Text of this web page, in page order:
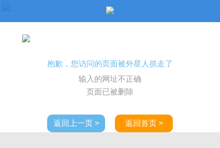
抱歉，您访问的页面被外星人抓走了
输入的网址不正确
页面已被删除
返回上一页 > 返回首页 >